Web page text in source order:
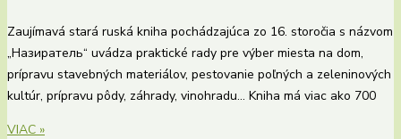
Zaujímavá stará ruská kniha pochádzajúca zo 16. storočia s názvom
„Назиратель“ uvádza praktické rady pre výber miesta na dom,
prípravu stavebných materiálov, pestovanie poľných a zeleninových
kultúr, prípravu pôdy, záhrady, vinohradu… Kniha má viac ako 700
VIAC »